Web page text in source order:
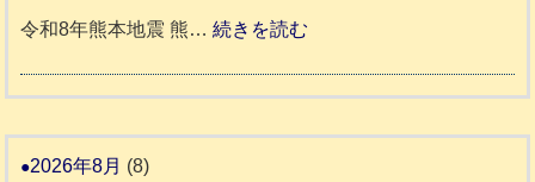
市
ッ
人
令和8年熊本地震 熊…続きを読む
災
2026年8月 (8)